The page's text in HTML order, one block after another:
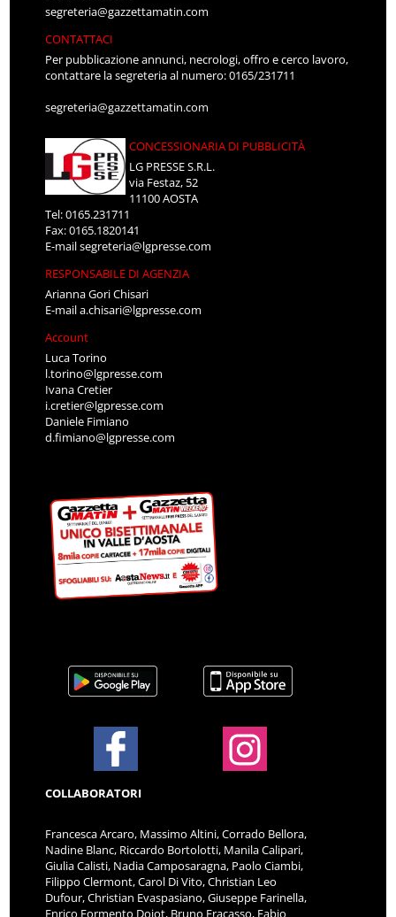
segreteria@gazzettamatin.com
CONTATTACI
Per pubblicazione annunci, necrologi, offro e cerco lavoro,
contattare la segreteria al numero: 0165/231711
segreteria@gazzettamatin.com
CONCESSIONARIA DI PUBBLICITÀ
LG PRESSE S.R.L.
via Festaz, 52
11100 AOSTA
Tel: 0165.231711
Fax: 0165.1820141
E-mailsegreteria@lgpresse.com
RESPONSABILE DI AGENZIA
Arianna Gori Chisari
E-maila.chisari@lgpresse.com
Account
Luca Torino
l.torino@lgpresse.com
Ivana Cretier
i.cretier@lgpresse.com
Daniele Fimiano
d.fimiano@lgpresse.com
COLLABORATORI
Francesca Arcaro, Massimo Altini, Corrado Bellora,
Nadine Blanc, Riccardo Bortolotti, Manila Calipari,
Giulia Calisti, Nadia Camposaragna, Paolo Ciambi,
Filippo Clermont, Carol Di Vito, Christian Leo
Dufour, Christian Evaspasiano, Giuseppe Farinella,
Enrico Formento Dojot, Bruno Fracasso, Fabio